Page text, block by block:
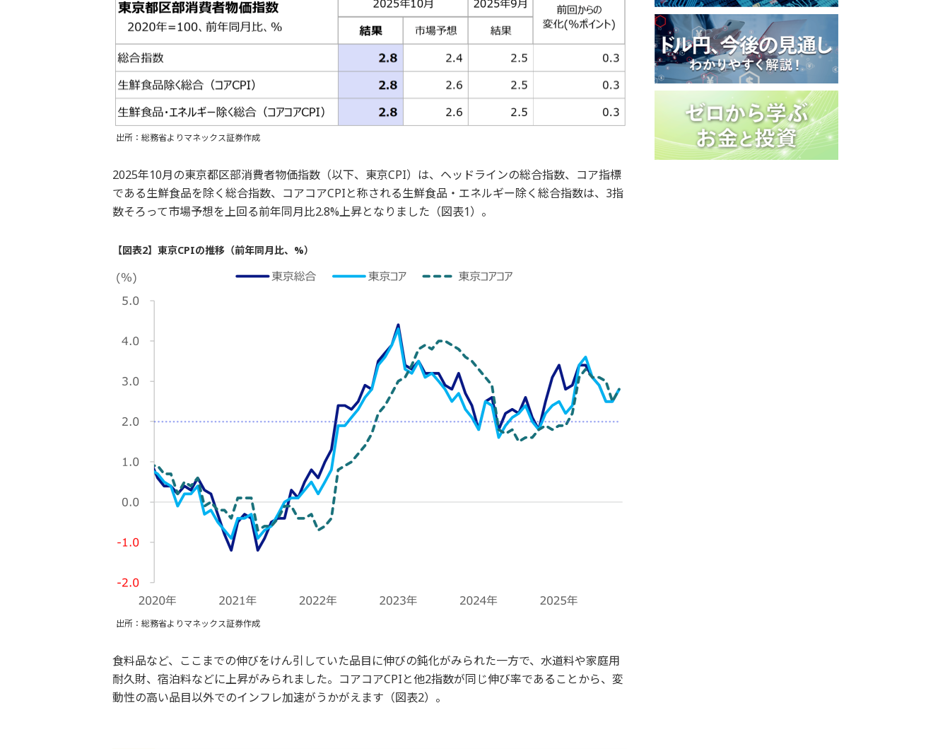
出所：総務省よりマネックス証券作成
2025年10月の東京都区部消費者物価指数（以下、東京CPI）は、ヘッドラインの総合指数、コア指標
である生鮮食品を除く総合指数、コアコアCPIと称される生鮮食品・エネルギー除く総合指数は、3指
数そろって市場予想を上回る前年同月比2.8%上昇となりました（図表1）。
【図表2】東京CPIの推移（前年同月比、%）
出所：総務省よりマネックス証券作成
食料品など、ここまでの伸びをけん引していた品目に伸びの鈍化がみられた一方で、水道料や家庭用
耐久財、宿泊料などに上昇がみられました。コアコアCPIと他2指数が同じ伸び率であることから、変
動性の高い品目以外でのインフレ加速がうかがえます（図表2）。